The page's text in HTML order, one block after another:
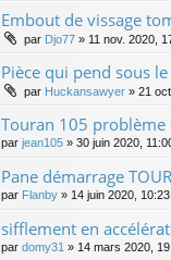
Embout de vissage
par Djo77 » 11 nov. 2020,
Pièce qui pend sous
par Huckansawyer » 21
Touran 105 problème
par jean105 » 30 juin 2020,
Pane démarrage
par Flanby » 14 juin 2020, 10:23
sifflement en
par domy31 » 14 mars 2020,